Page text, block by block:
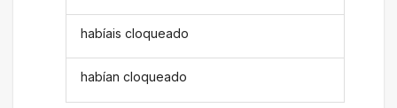
habíais cloqueado
habían cloqueado